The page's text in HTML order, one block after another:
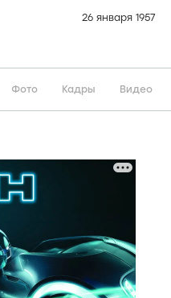
26 января 1957
Фото Кадры Видео